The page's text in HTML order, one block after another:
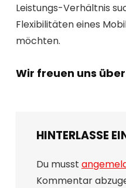
Leistungs-Verhältnis
Flexibilitäten eines
möchten.
Wir freuen uns
HINTERLASSE
Du musst
Kommentar